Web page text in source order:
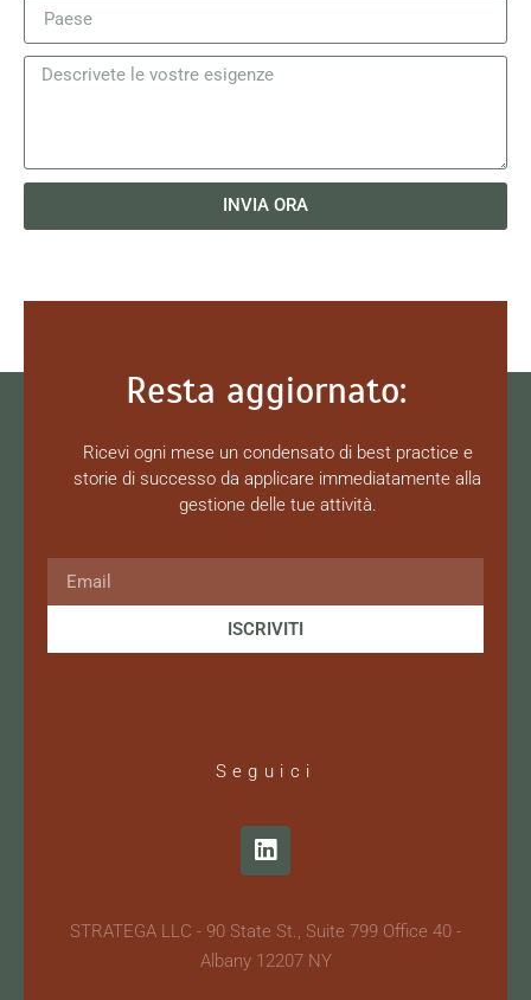
INVIA ORA
Resta aggiornato:
Ricevi ogni mese un condensato di best practice e
storie di successo da applicare immediatamente alla
gestione delle tue attività.
ISCRIVITI
Seguici
STRATEGA LLC - 90 State St., Suite 799 Office 40 -
Albany 12207 NY